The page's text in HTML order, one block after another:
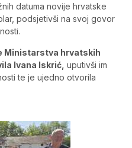
datuma novije hrvatske
podsjetivši na svoj govor
Ministarstva hrvatskih
Ivana Iskrić, uputivši im
te je ujedno otvorila